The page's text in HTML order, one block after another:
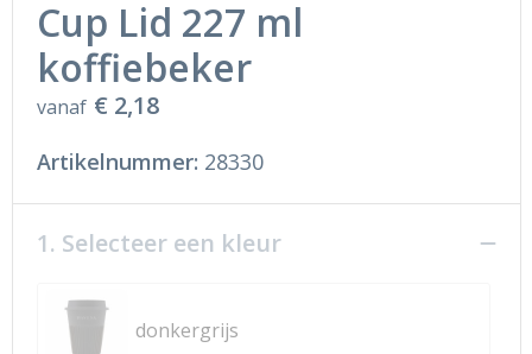
Cup Lid 227 ml
koffiebeker
vanaf € 2,18
Artikelnummer: 28330
1. Selecteer een kleur
donkergrijs